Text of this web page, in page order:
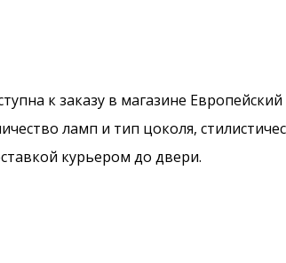
к заказу в магазине Европейский
ламп и тип цоколя,
курьером до двери.